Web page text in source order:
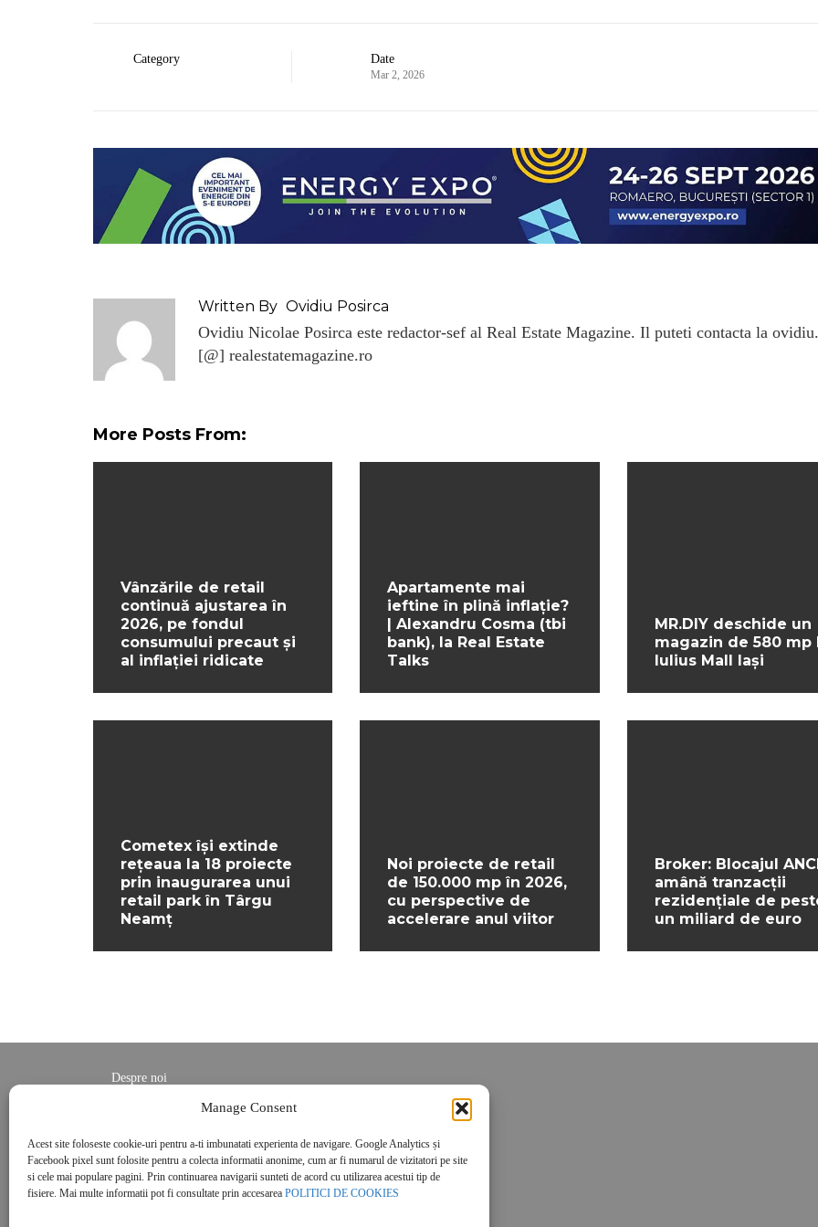
Manage Consent
Acest site foloseste cookie-uri pentru a-ti imbunatati experienta de navigare. Google Analytics și
Facebook pixel sunt folosite pentru a colecta informatii anonime, cum ar fi numarul de vizitatori pe site
si cele mai populare pagini. Prin continuarea navigarii sunteti de acord cu utilizarea acestui tip de
fisiere. Mai multe informatii pot fi consultate prin accesarea POLITICI DE COOKIES
Category Date
Mar 2, 2026
Written By Ovidiu Posirca
Ovidiu Nicolae Posirca este redactor-sef al Real Estate Magazine. Il puteti contacta la
[@] realestatemagazine.ro
More Posts From:
Vânzările de retail
continuă ajustarea în
2026, pe fondul
consumului precaut și
al inflației ridicate
Apartamente mai
ieftine în plină inflație?
| Alexandru Cosma (tbi
bank), la Real Estate
Talks
MR.DIY deschide un
magazin de 580 mp
Iulius Mall Iași
Cometex își extinde
rețeaua la 18 proiecte
prin inaugurarea unui
retail park în Târgu
Neamț
Noi proiecte de retail
de 150.000 mp în 2026,
cu perspective de
accelerare anul viitor
Broker: Blocajul
amână tranzacții
rezidențiale de
un miliard de euro
Despre noi
Politica de cookies